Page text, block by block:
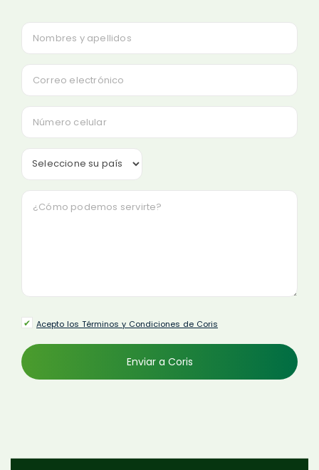
Acepto los Términos y Condiciones de Coris